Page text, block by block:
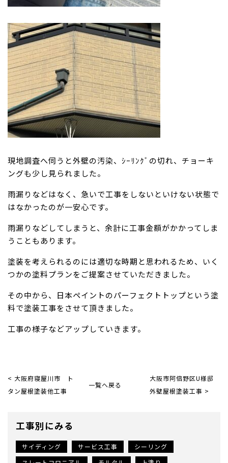
現地調査へ伺うと外壁の汚染、ｼｰﾘﾝｸﾞの切れ、チョーキ
ングも少し見られました。
雨漏りなどはなく、急いで工事をしないといけない状態で
はなかったのが一安心です。
雨漏りなどしてしまうと、余計に工事金額がかかってしま
うこともあります。
塗装を考えられるのには適切な時期と思われるため、いく
つかの塗料プランをご提案させていただきました。
その中から、日本ペイントのパーフェクトトップという塗
料で塗装工事をさせて頂きました。
工事の様子などアップしていきます。
< 大阪府寝屋川市 ト
タン屋根塗装他工事
大阪市阿倍野区U様邸
外壁屋根塗装工事 >
一覧へ戻る
工事別にみる
サイディング サービス工事
シーリング